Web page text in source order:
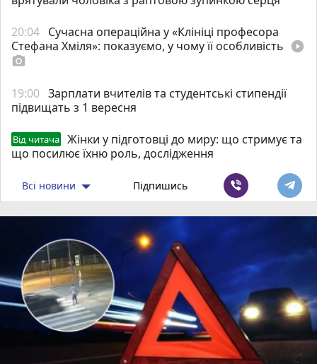
20:04 Сучасна операційна у «Клініці професора
Стефана Хміля»: показуємо, у чому її особливість play_circle_filled
photo_camera
19:00 Зарплати вчителів та студентські стипендії
підвищать з 1 вересня
Від читача
Жінки у підготовці до миру: що стримує та
що посилює їхню роль, дослідження
Всі новини Підпишись